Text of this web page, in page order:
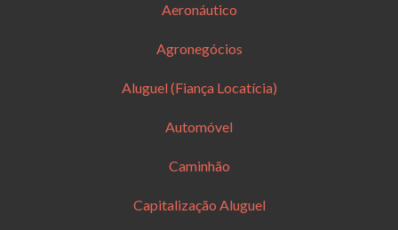
Aeronáutico
Agronegócios
Aluguel (Fiança Locatícia)
Automóvel
Caminhão
Capitalização Aluguel